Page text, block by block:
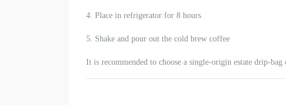
4. Place in refrigerator for 8 hours
5. Shake and pour out the cold brew coffee
It is recommended to choose a single-origin estate drip-